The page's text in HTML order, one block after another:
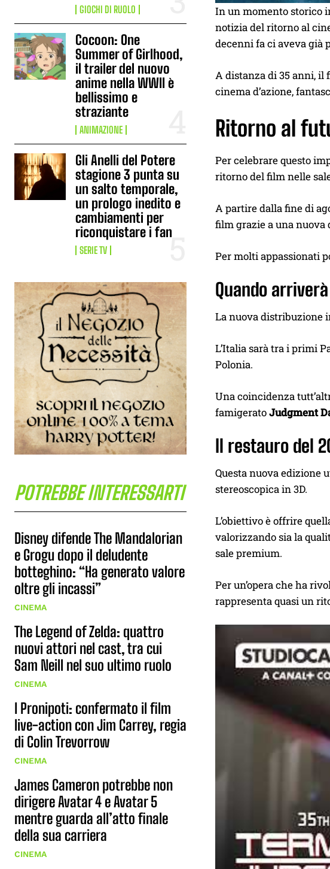
GIOCHI DI RUOLO
Cocoon: One
Summer of Girlhood,
il trailer del nuovo
anime nella WWII è
bellissimo e
straziante
ANIMAZIONE
Gli Anelli del Potere
stagione 3 punta su
un salto temporale,
un prologo inedito e
cambiamenti per
riconquistare i fan
SERIE TV
POTREBBE INTERESSARTI
Disney difende The Mandalorian
e Grogu dopo il deludente
botteghino: “Ha generato valore
oltre gli incassi”
CINEMA
The Legend of Zelda: quattro
nuovi attori nel cast, tra cui
Sam Neill nel suo ultimo ruolo
CINEMA
I Pronipoti: confermato il film
live-action con Jim Carrey, regia
di Colin Trevorrow
CINEMA
James Cameron potrebbe non
dirigere Avatar 4 e Avatar 5
mentre guarda all’atto finale
della sua carriera
CINEMA
In un momento storico
notizia del ritorno al
decenni fa ci aveva già
A distanza di 35 anni, il
cinema d’azione,
Ritorno al
Per celebrare questo
ritorno del film nelle
A partire dalla fine di
film grazie a una
Per molti appassionati
Quando
La nuova distribuzione
L’Italia sarà tra i primi
Polonia.
Una coincidenza
famigeratoJudgment
Il restauro del
Questa nuova edizione
stereoscopica in 3D.
L’obiettivo è offrire
valorizzando sia la
sale premium.
Per un’opera che ha
rappresenta quasi un